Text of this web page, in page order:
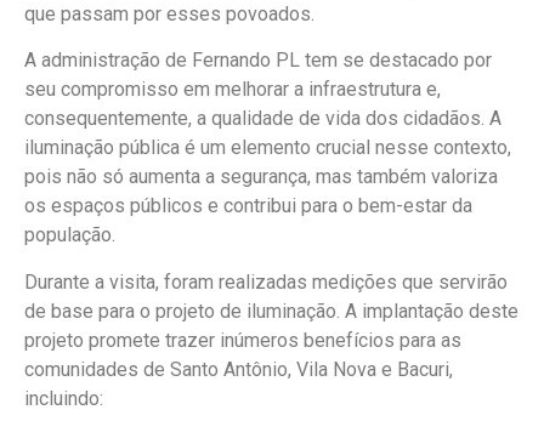
que passam por esses povoados.
A administração de Fernando PL tem se destacado por
seu compromisso em melhorar a infraestrutura e,
consequentemente, a qualidade de vida dos cidadãos. A
iluminação pública é um elemento crucial nesse contexto,
pois não só aumenta a segurança, mas também valoriza
os espaços públicos e contribui para o bem-estar da
população.
Durante a visita, foram realizadas medições que servirão
de base para o projeto de iluminação. A implantação deste
projeto promete trazer inúmeros benefícios para as
comunidades de Santo Antônio, Vila Nova e Bacuri,
incluindo: